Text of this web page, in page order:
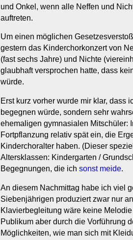
und Onkel, wenn alle Neffen und
auftreten.
Um einen möglichen
gestern das Kinderchorkonzert von
(fast sechs Jahre) und Nichte
glaubhaft versprochen hatte, dass
würde.
Erst kurz vorher wurde mir klar, dass
begegnen würde, sondern sehr
ehemaligen gymnasialen Mitschüler:
Fortpflanzung relativ spät ein, die
Kinderchoralter haben. (Dieser
Altersklassen: Kindergarten /
Begegnungen, die ich sonst meide.
An diesem Nachmittag habe ich viel
Siebenjährigen produziert zwar nur
Klavierbegleitung wäre keine
Publikum aber durch die Vorführung
Möglichkeiten, wie man sich mit